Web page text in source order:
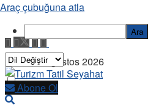
Cuma, 7 Ağustos 2026
Abone Ol
Araç çubuğuna atla
Ara